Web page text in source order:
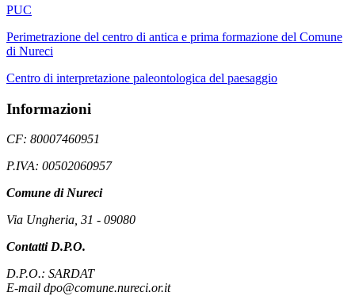
PUC
Perimetrazione del centro di antica e prima formazione del Comune
di Nureci
Centro di interpretazione paleontologica del paesaggio
Informazioni
CF: 80007460951
P.IVA: 00502060957
Comune di Nureci
Via Ungheria, 31 - 09080
Contatti D.P.O.
D.P.O.: SARDAT
E-mail dpo@comune.nureci.or.it